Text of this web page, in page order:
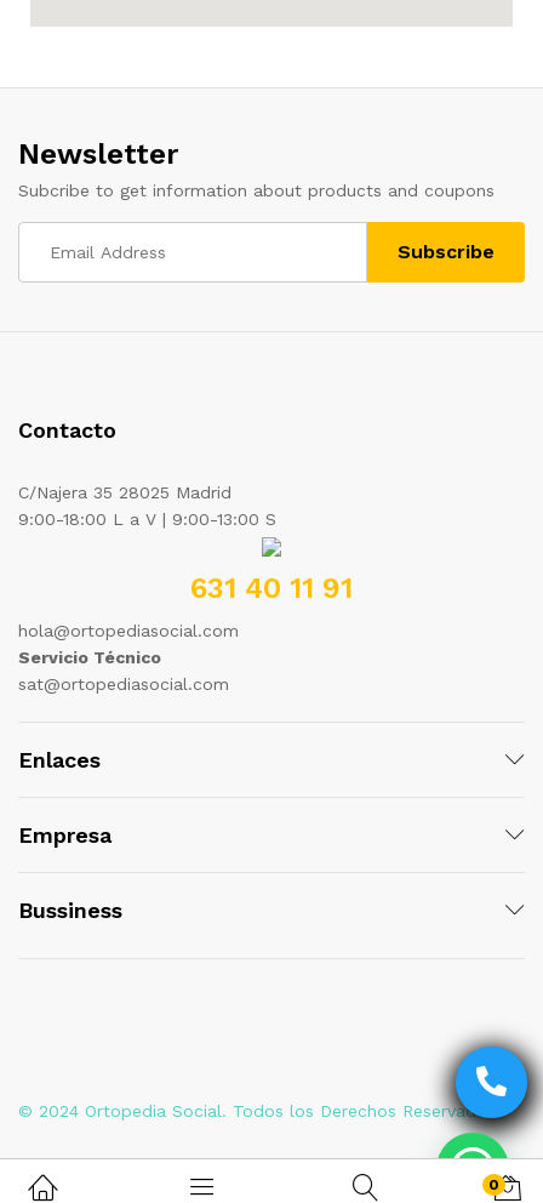
Newsletter
Subcribe to get information about products and coupons
Contacto
C/Najera 35 28025 Madrid
9:00-18:00 L a V | 9:00-13:00 S
631 40 11 91
hola@ortopediasocial.com
Servicio Técnico
sat@ortopediasocial.com
Enlaces
Empresa
Bussiness
© 2024 Ortopedia Social. Todos los Derechos Reservados
0